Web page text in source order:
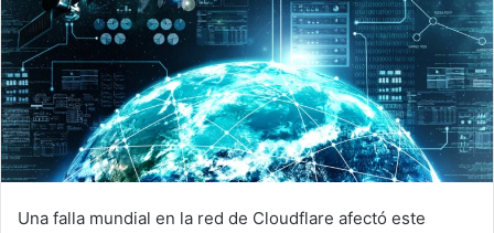
Una falla mundial en la red de Cloudflare afectó este